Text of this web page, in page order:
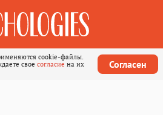
cookie-файлы.
свое согласие на их
Согласен